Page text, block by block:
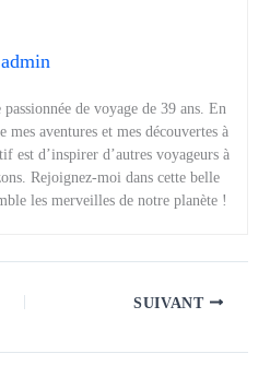
admin
de voyage de 39 ans. En
mes aventures et mes découvertes à
est d’inspirer d’autres voyageurs à
Rejoignez-moi dans cette belle
les merveilles de notre planète !
SUIVANT